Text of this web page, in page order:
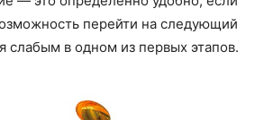
перейти на следующий
слабым в одном из первых этапов.